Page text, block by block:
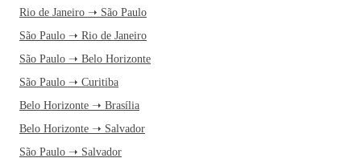
Rio de Janeiro ➝ São Paulo
São Paulo ➝ Rio de Janeiro
São Paulo ➝ Belo Horizonte
São Paulo ➝ Curitiba
Belo Horizonte ➝ Brasília
Belo Horizonte ➝ Salvador
São Paulo ➝ Salvador